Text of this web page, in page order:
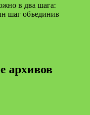
в два шага:
шаг объединив
архивов